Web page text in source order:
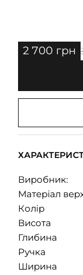
2 700 грн
Виробник:
Матеріал
Колір
Висота
Глибина
Ручка
Ширина